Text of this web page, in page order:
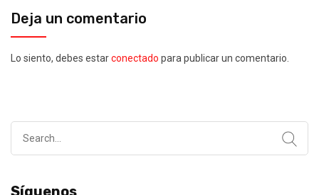
Deja un comentario
Lo siento, debes estarconectado para publicar un comentario.
Síguenos